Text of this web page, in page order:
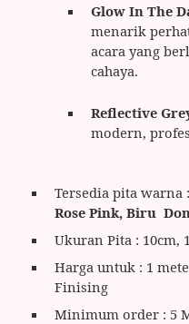
Glow In The
menarik
acara yang
cahaya.
Reflective
modern,
Tersedia pita warna :
Rose Pink, Biru
Ukuran Pita : 10cm,
Harga untuk : 1
Finising
Minimum order : 5